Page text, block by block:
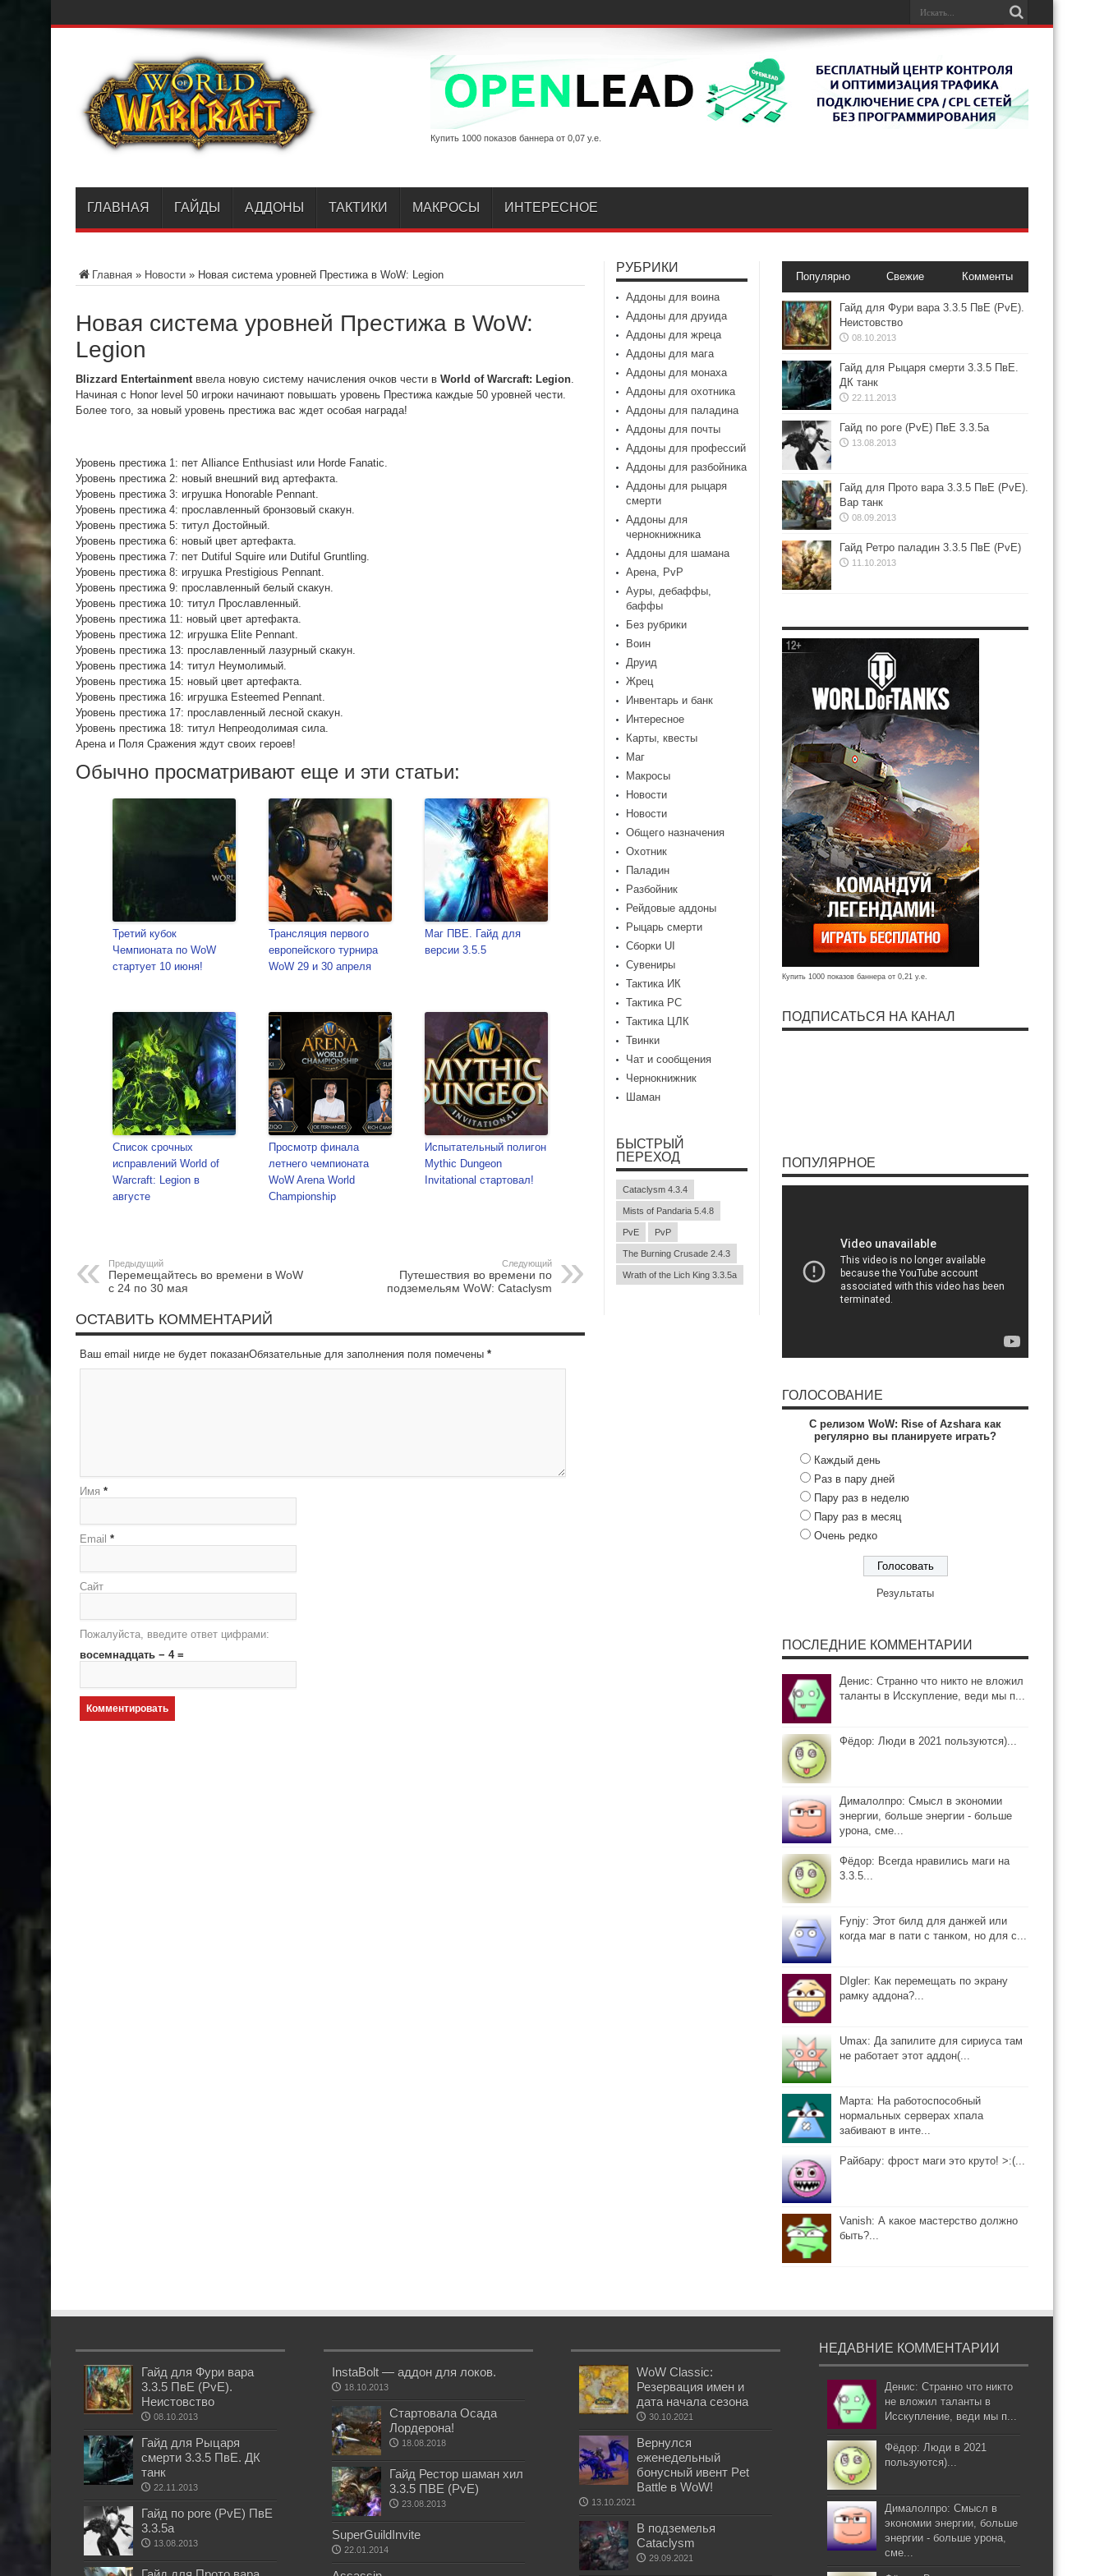
Купить 1000 показов баннера от 0,07 у.е.
ГЛАВНАЯ ГАЙДЫ АДДОНЫ ТАКТИКИ МАКРОСЫ ИНТЕРЕСНОЕ
Главная » Новости » Новая система уровней Престижа в WoW: Legion
Новая система уровней Престижа в WoW:
Legion
Blizzard Entertainmentввела новую систему начисления очков чести в World of Warcraft: Legion.
Начиная с Honor level 50 игроки начинают повышать уровень Престижа каждые 50 уровней чести.
Более того, за новый уровень престижа вас ждет особая награда!
Уровень престижа 1: пет Alliance Enthusiast или Horde Fanatic.
Уровень престижа 2: новый внешний вид артефакта.
Уровень престижа 3: игрушка Honorable Pennant.
Уровень престижа 4: прославленный бронзовый скакун.
Уровень престижа 5: титул Достойный.
Уровень престижа 6: новый цвет артефакта.
Уровень престижа 7: пет Dutiful Squire или Dutiful Gruntling.
Уровень престижа 8: игрушка Prestigious Pennant.
Уровень престижа 9: прославленный белый скакун.
Уровень престижа 10: титул Прославленный.
Уровень престижа 11: новый цвет артефакта.
Уровень престижа 12: игрушка Elite Pennant.
Уровень престижа 13: прославленный лазурный скакун.
Уровень престижа 14: титул Неумолимый.
Уровень престижа 15: новый цвет артефакта.
Уровень престижа 16: игрушка Esteemed Pennant.
Уровень престижа 17: прославленный лесной скакун.
Уровень престижа 18: титул Непреодолимая сила.
Арена и Поля Сражения ждут своих героев!
Обычно просматривают еще и эти статьи:
Третий кубок
Чемпионата по WoW
стартует 10 июня!
Трансляция первого
европейского турнира
WoW 29 и 30 апреля
Маг ПВЕ. Гайд для
версии 3.5.5
Список срочных
исправлений World of
Warcraft: Legion в
августе
Просмотр финала
летнего чемпионата
WoW Arena World
Championship
Испытательный полигон
Mythic Dungeon
Invitational стартовал!
Предыдущий
Перемещайтесь во времени в WoW
с 24 по 30 мая
Следующий
Путешествия во времени по
подземельям WoW: Cataclysm
ОСТАВИТЬ КОММЕНТАРИЙ
Ваш email нигде не будет показанОбязательные для заполнения поля помечены *
Имя *
Email *
Сайт
Пожалуйста, введите ответ цифрами:
восемнадцать − 4 =
РУБРИКИ
Аддоны для воина
Аддоны для друида
Аддоны для жреца
Аддоны для мага
Аддоны для монаха
Аддоны для охотника
Аддоны для паладина
Аддоны для почты
Аддоны для профессий
Аддоны для разбойника
Аддоны для рыцаря
смерти
Аддоны для
чернокнижника
Аддоны для шамана
Арена, PvP
Ауры, дебаффы,
баффы
Без рубрики
Воин
Друид
Жрец
Инвентарь и банк
Интересное
Карты, квесты
Маг
Макросы
Новости
Новости
Общего назначения
Охотник
Паладин
Разбойник
Рейдовые аддоны
Рыцарь смерти
Сборки UI
Сувениры
Тактика ИК
Тактика РС
Тактика ЦЛК
Твинки
Чат и сообщения
Чернокнижник
Шаман
БЫСТРЫЙ
ПЕРЕХОД
Cataclysm 4.3.4
Mists of Pandaria 5.4.8
PvE PvP
The Burning Crusade 2.4.3
Wrath of the Lich King 3.3.5a
Популярно Свежие Комменты
Гайд для Фури вара 3.3.5 ПвЕ (PvE).
Неистовство
08.10.2013
Гайд для Рыцаря смерти 3.3.5 ПвЕ.
ДК танк
22.11.2013
Гайд по роге (PvE) ПвЕ 3.3.5а
13.08.2013
Гайд для Прото вара 3.3.5 ПвЕ (PvE).
Вар танк
08.09.2013
Гайд Ретро паладин 3.3.5 ПвЕ (PvE)
11.10.2013
Купить 1000 показов баннера от 0,21 у.е.
ПОДПИСАТЬСЯ НА КАНАЛ
ПОПУЛЯРНОЕ
ГОЛОСОВАНИЕ
С релизом WoW: Rise of Azshara как
регулярно вы планируете играть?
Каждый день
Раз в пару дней
Пару раз в неделю
Пару раз в месяц
Очень редко
Результаты
ПОСЛЕДНИЕ КОММЕНТАРИИ
Денис: Странно что никто не вложил
таланты в Исскупление, веди мы п...
Фёдор: Люди в 2021 пользуются)...
Дималолпро: Смысл в экономии
энергии, больше энергии - больше
урона, сме...
Фёдор: Всегда нравились маги на
3.3.5...
Fynjy: Этот билд для данжей или
когда маг в пати с танком, но для с...
DIgler: Как перемещать по экрану
рамку аддона?...
Umax: Да запилите для сириуса там
не работает этот аддон(...
Марта: На работоспособный
нормальных серверах хпала
забивают в инте...
Райбару: фрост маги это круто! >:(...
Vanish: А какое мастерство должно
быть?...
Гайд для Фури вара
3.3.5 ПвЕ (PvE).
Неистовство
08.10.2013
Гайд для Рыцаря
смерти 3.3.5 ПвЕ. ДК
танк
22.11.2013
Гайд по роге (PvE) ПвЕ
3.3.5а
13.08.2013
InstaBolt — аддон для локов.
18.10.2013
Стартовала Осада
Лордерона!
18.08.2018
Гайд Рестор шаман хил
3.3.5 ПВЕ (PvE)
23.08.2013
SuperGuildInvite
22.01.2014
WoW Classic:
Резервация имен и
дата начала сезона
30.10.2021
Вернулся
еженедельный
бонусный ивент Pet
Battle в WoW!
13.10.2021
В подземелья
Cataclysm
29.09.2021
НЕДАВНИЕ КОММЕНТАРИИ
Денис: Странно что никто
не вложил таланты в
Исскупление, веди мы п...
Фёдор: Люди в 2021
пользуются)...
Дималолпро: Смысл в
экономии энергии, больше
энергии - больше урона,
сме...